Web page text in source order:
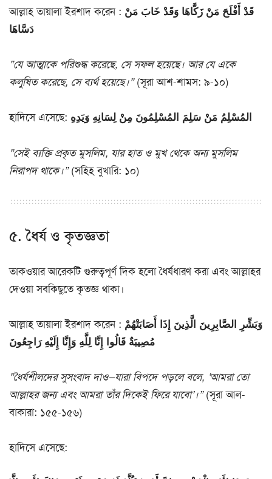
আল্লাহ তায়ালা ইরশাদ করেন : قَدْ أَفْلَحَ مَنْ زَكَّاهَا وَقَدْ خَابَ مَنْ
دَسَّاهَا
“যে আত্মাকে পরিশুদ্ধ করেছে, সে সফল হয়েছে। আর যে একে
কলুষিত করেছে, সে ব্যর্থ হয়েছে।”(সূরা আশ-শামস: ৯-১০)
হাদিসে এসেছে: المُسْلِمُ مَنْ سَلِمَ المُسْلِمُونَ مِنْ لِسَانِهِ وَيَدِهِ
“সেই ব্যক্তি প্রকৃত মুসলিম, যার হাত ও মুখ থেকে অন্য মুসলিম
নিরাপদ থাকে।”(সহিহ বুখারি: ১০)
৫. ধৈর্য ও কৃতজ্ঞতা
তাকওয়ার আরেকটি গুরুত্বপূর্ণ দিক হলো ধৈর্যধারণ করা এবং আল্লাহর
দেওয়া সবকিছুতে কৃতজ্ঞ থাকা।
আল্লাহ তায়ালা ইরশাদ করেন : وَبَشِّرِ الصَّابِرِينَ الَّذِينَ إِذَا أَصَابَتْهُمْ
مُصِيبَةٌ قَالُوا إِنَّا لِلَّهِ وَإِنَّا إِلَيْهِ رَاجِعُونَ
“ধৈর্যশীলদের সুসংবাদ দাও—যারা বিপদে পড়লে বলে, ‘আমরা তো
আল্লাহর জন্য এবং আমরা তাঁর দিকেই ফিরে যাবো’।”(সূরা আল-
বাকারা: ১৫৫-১৫৬)
হাদিসে এসেছে: